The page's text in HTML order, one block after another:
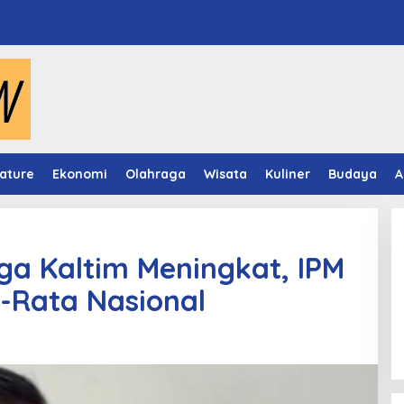
Ekonomi Olahraga Wisata Kuliner Budaya
Kaltim Meningkat, IPM
NasionalPanduan Pasang Pelapis Anti